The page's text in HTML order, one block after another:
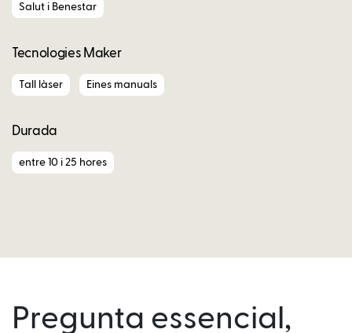
Salut i Benestar
Tecnologies Maker
Tall làser Eines manuals
Durada
entre 10 i 25 hores
Pregunta essencial,